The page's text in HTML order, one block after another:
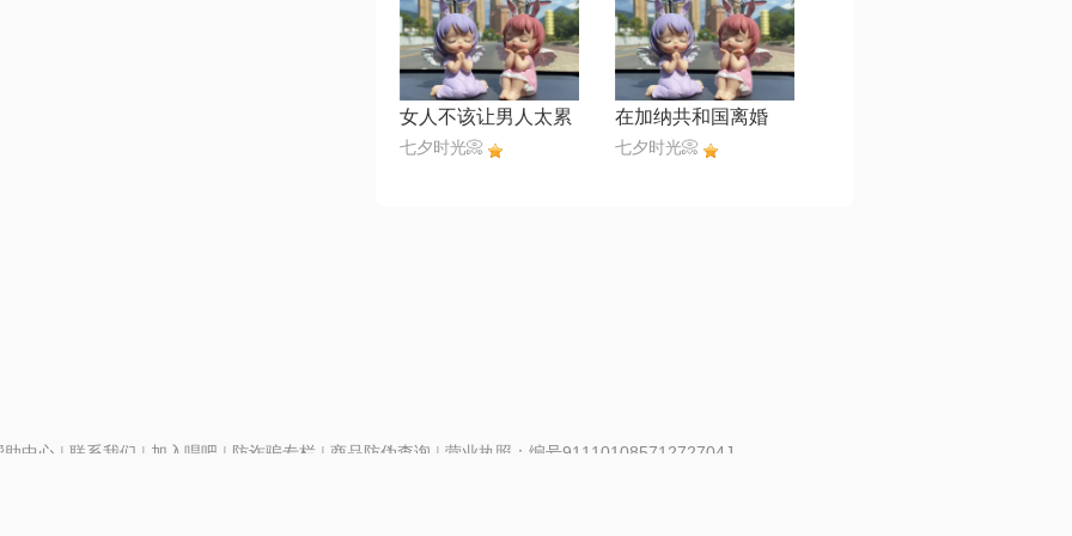
女人不该让男人太累
七夕时光📀
在加纳共和国离婚
七夕时光📀
助中心 | 联系我们 | 加入唱吧 | 防诈骗专栏 | 商品防伪查询 | 营业执照：编号91110108571272704J